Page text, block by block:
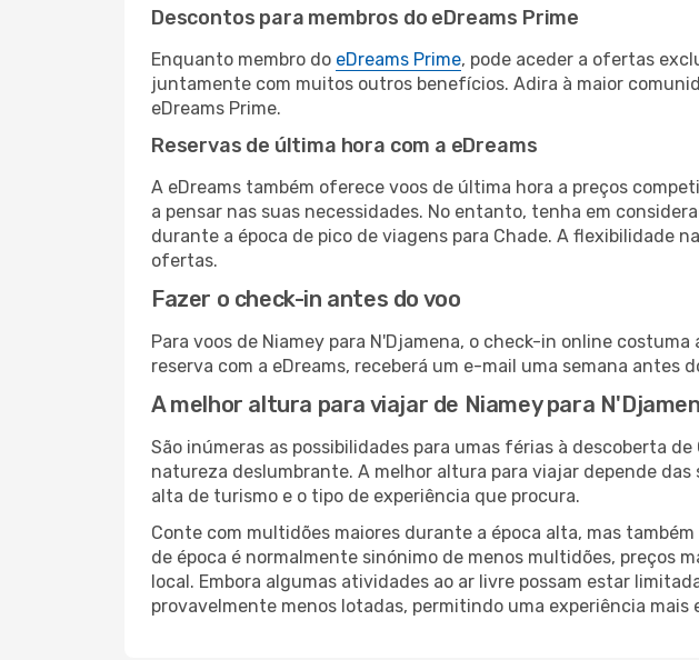
Descontos para membros do eDreams Prime
Enquanto membro do eDreams Prime, pode aceder a ofertas
juntamente com muitos outros benefícios. Adira à maior
eDreams Prime.
Reservas de última hora com a eDreams
A eDreams também oferece voos de última hora a preços
a pensar nas suas necessidades. No entanto, tenha em
durante a época de pico de viagens para Chade. A flexibilidade
ofertas.
Fazer o check-in antes do voo
Para voos de Niamey para N'Djamena, o check-in online
reserva com a eDreams, receberá um e-mail uma semana
A melhor altura para viajar de Niamey para
São inúmeras as possibilidades para umas férias à descoberta
natureza deslumbrante. A melhor altura para viajar depende
alta de turismo e o tipo de experiência que procura.
Conte com multidões maiores durante a época alta, mas
de época é normalmente sinónimo de menos multidões, preços
local. Embora algumas atividades ao ar livre possam estar
provavelmente menos lotadas, permitindo uma experiência mais